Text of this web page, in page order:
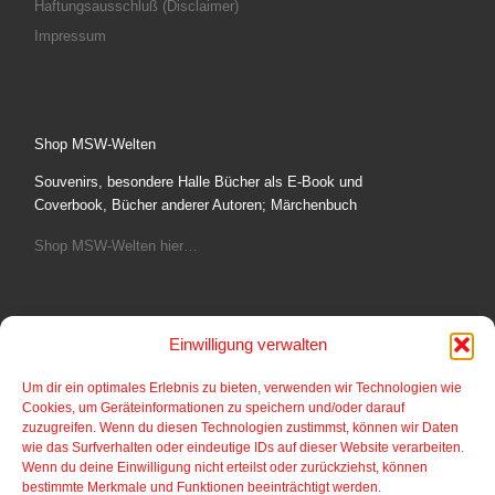
Einwilligung verwalten
Um dir ein optimales Erlebnis zu bieten, verwenden wir Technologien wie
Cookies, um Geräteinformationen zu speichern und/oder darauf
zuzugreifen. Wenn du diesen Technologien zustimmst, können wir Daten
wie das Surfverhalten oder eindeutige IDs auf dieser Website verarbeiten.
Wenn du deine Einwilligung nicht erteilst oder zurückziehst, können
bestimmte Merkmale und Funktionen beeinträchtigt werden.
Haftungsausschluß (Disclaimer)
Impressum
Shop MSW-Welten
Souvenirs, besondere Halle Bücher als E-Book und
Coverbook, Bücher anderer Autoren; Märchenbuch
Shop MSW-Welten hier…
Bilder aus dem Comic und Cartoonbereich von
Postkartengröße bis gerahmte Bilder auf verschiedene
Materialien.